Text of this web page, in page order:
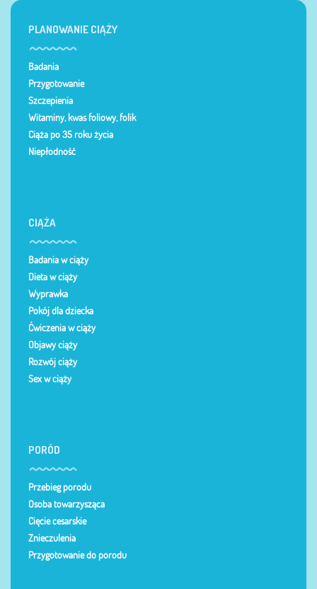
PLANOWANIE CIĄŻY
Badania
Przygotowanie
Szczepienia
Witaminy, kwas foliowy, folik
Ciąża po 35 roku życia
Niepłodność
CIĄŻA
Badania w ciąży
Dieta w ciąży
Wyprawka
Pokój dla dziecka
Ćwiczenia w ciąży
Objawy ciąży
Rozwój ciąży
Sex w ciąży
PORÓD
Przebieg porodu
Osoba towarzysząca
Cięcie cesarskie
Znieczulenia
Przygotowanie do porodu